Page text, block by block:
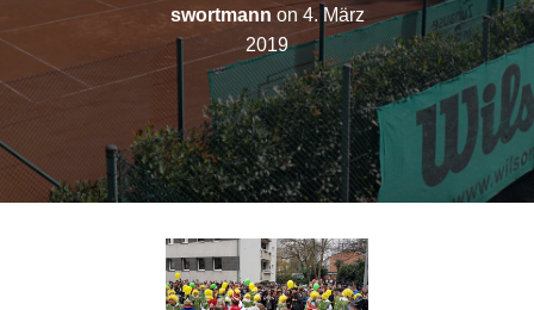
H
A
E
N
swortmannon4. März
2019